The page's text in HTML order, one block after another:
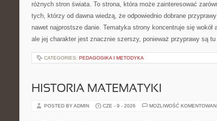
różnych stron świata. To strona, która może zainteresować
tych, którzy od dawna wiedzą, że odpowiednio dobrane
nawet najprostsze danie. Tematyka strony koncentruje się
ale jej charakter jest znacznie szerszy, ponieważ przyprawy są
CATEGORIES: PEDAGOGIKA I METODYKA
HISTORIA MATEMATYKI
POSTED BY ADMIN CZE - 9 - 2026 MOŻLIWOŚĆ